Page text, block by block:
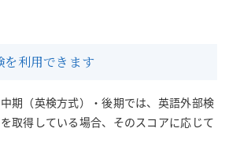
利用できます
期（英検方式）・後期では、英語外部検
取得している場合、そのスコアに応じて